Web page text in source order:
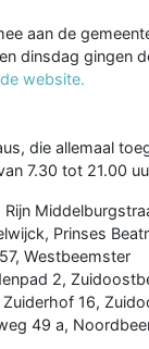
aan de
dinsdag gingen
de website.
die allemaal
7.30 tot 21.00
Prinses
Westbeemster
2,
16,
49 a,